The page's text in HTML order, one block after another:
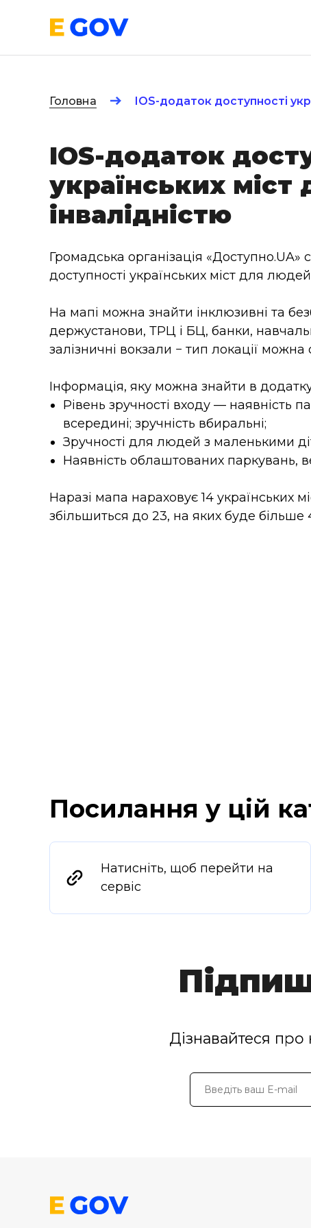
Головна IOS-додаток доступності
IOS-додаток
українських
інвалідністю
Громадська організація
доступності українських міст для людей
На мапі можна знайти інклюзивні та
держустанови, ТРЦ і БЦ, банки,
залізничні вокзали − тип локації
Інформація, яку можна знайти в
Рівень зручності входу — наявність
всередині; зручність вбиральні;
Зручності для людей з маленькими
Наявність облаштованих паркувань,
Наразі мапа нараховує 14 українських
збільшиться до 23, на яких буде більше
Посилання у цій
Натисніть, щоб перейти на
сервіс
Дізнавайтеся про